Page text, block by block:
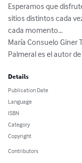
Esperamos que
sitios distintos cada
cada momento...
María Consuelo Giner
Palmeral es el autor
Details
Publication Date
Language
ISBN
Category
Copyright
Contributors